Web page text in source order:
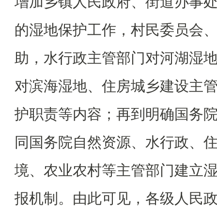
的湿地保护工作，村民委员会
助，水行政主管部门对河湖湿
对滨海湿地、住房城乡建设主
护职责等内容；再到明确国务
同国务院自然资源、水行政、
境、农业农村等主管部门建立
报机制。由此可见，各级人民